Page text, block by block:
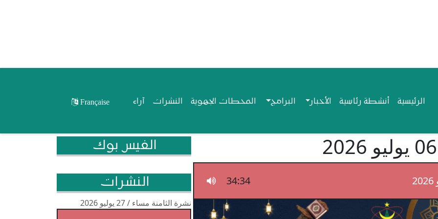
Navigationالرئيسية أنشطة رئاسية الأخبار البرامج المحطات الجهوية النشرات آراء Française
34:34
الفيس بوك
النشرات
نشرة الثامنة مساء / 27 يوليو 2026